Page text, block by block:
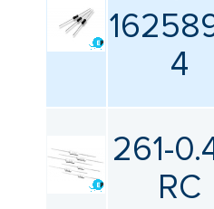
Серия
Тип выводов
Все
4
261-
RC